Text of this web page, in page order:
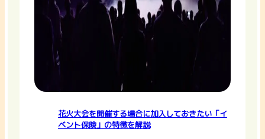
花火大会を開催する場合に加入しておきたい「イ
ベント保険」の特徴を解説